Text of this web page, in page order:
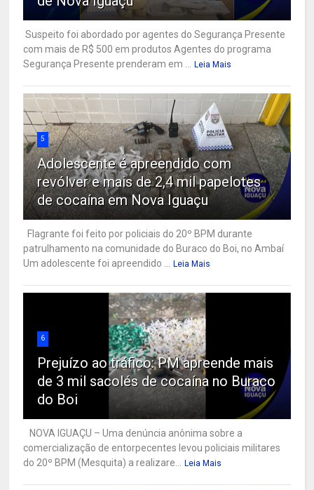
Suspeito foi abordado por agentes do Segurança Presente
com mais de R$ 500 em produtos Agentes do programa
Segurança Presente prenderam em ...
Leia Mais
5
Adolescente é apreendido com
revólver e mais de 2,4 mil papelotes
de cocaína em Nova Iguaçu
Flagrante foi feito por policiais do 20º BPM durante
patrulhamento na comunidade do Buraco do Boi, no Ambaí
Um adolescente foi apreendido ...
Leia Mais
6
Prejuízo ao tráfico: PM apreende mais
de 3 mil sacolés de cocaína no Buraco
do Boi
NOVA IGUAÇU – Uma denúncia anônima sobre a
comercialização de entorpecentes levou policiais militares
do 20º BPM (Mesquita) a realizare...
Leia Mais